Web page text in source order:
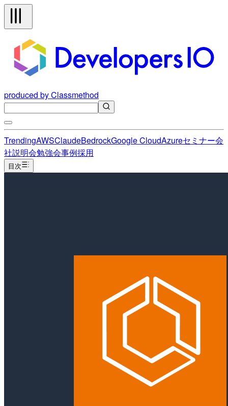
produced by Classmethod
TrendingAWSClaudeBedrockGoogle CloudAzureセミナー会
社説明会勉強会事例採用
目次